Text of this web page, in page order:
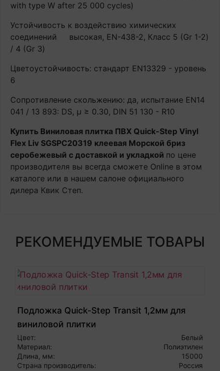
with type W after 25 000 cycles)
Устойчивость к воздействию химических
соединений
высокая, EN-438-2, Класс 5 (Gr 1-2)
/ 4 (Gr 3)
Цветоустойчивость: стандарт EN13329 - уровень
6
Сопротивление скольжению: да, испытание EN14
041 / 13 893: DS, μ ≥ 0.30, DIN 51 130 - R10
Купить Виниловая плитка ПВХ Quick-Step Vinyl
Flex Liv SGSPC20319 клеевая Морской бриз
серобежевый с доставкой и укладкой по цене
производителя вы всегда сможете Online в этом
каталоге или в нашем салоне официального
дилера Квик Степ.
РЕКОМЕНДУЕМЫЕ ТОВАРЫ
Подложка Quick-Step Transit 1,2мм для
виниловой плитки
Цвет:
Белый
Материал:
Полиэтилен
Длина, мм:
15000
Страна производитель:
Россия